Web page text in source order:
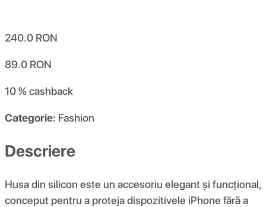
240.0 RON
89.0 RON
10 %cashback
Categorie: Fashion
Descriere
Husa din silicon este un accesoriu elegant și funcțional,
conceput pentru a proteja dispozitivele iPhone fără a